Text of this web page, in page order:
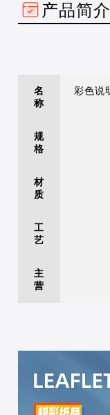
产品简介
名
称
彩色说
规
格
材
质
工
艺
主
营